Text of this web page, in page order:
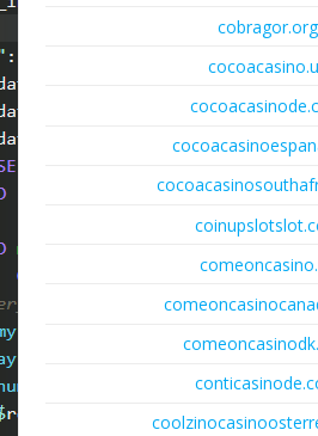
cobragor.org